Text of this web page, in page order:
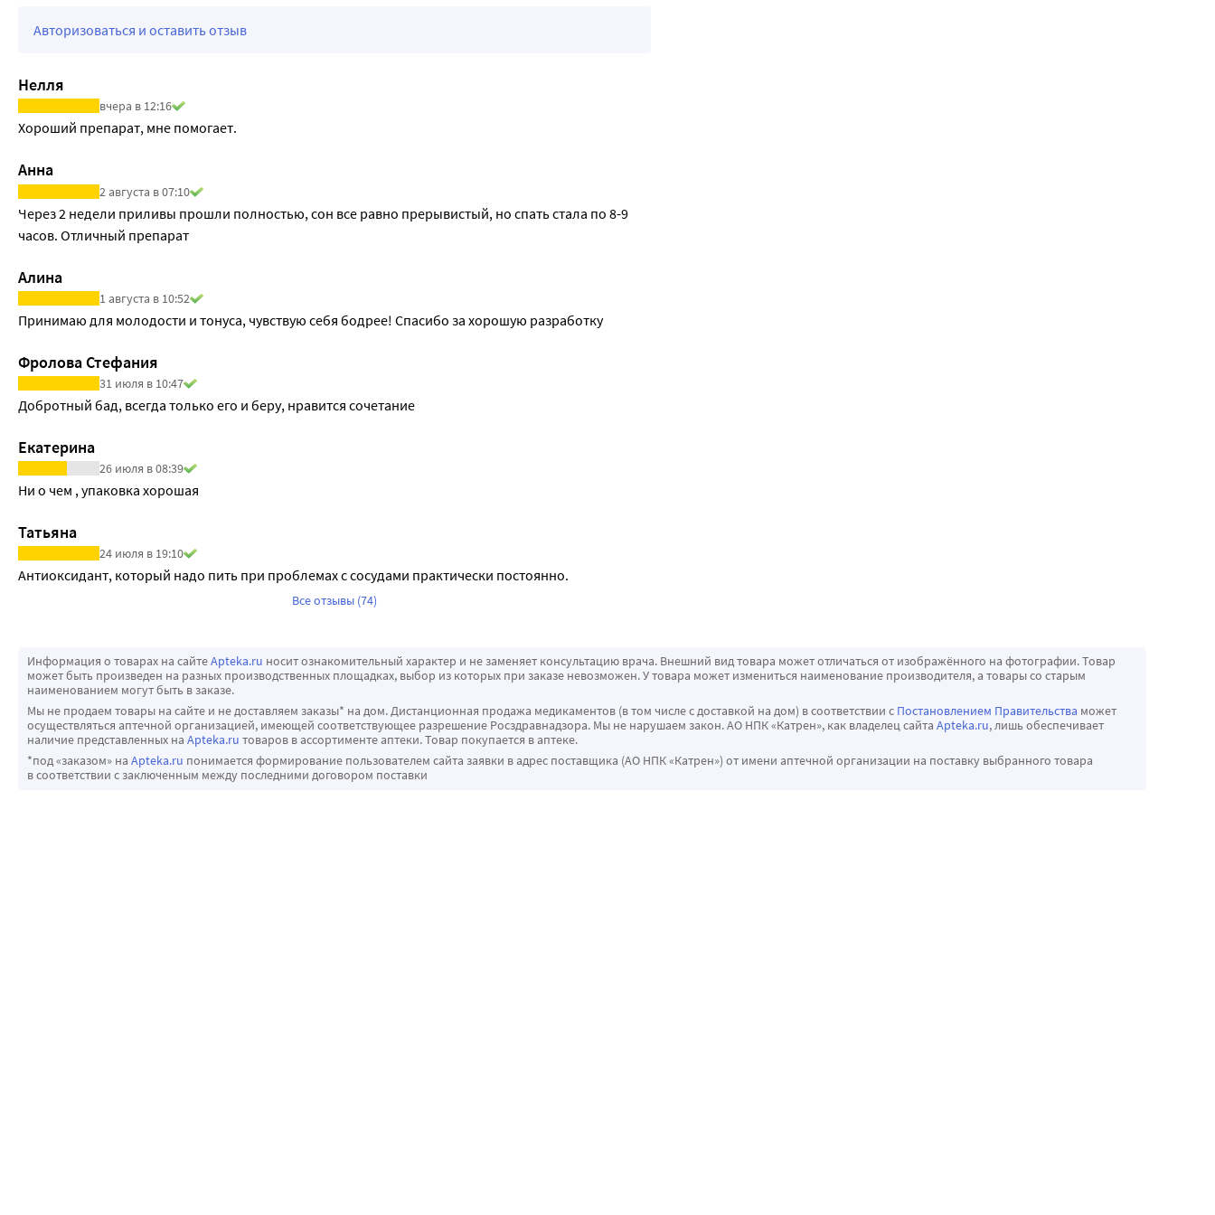
Авторизоваться и оставить отзыв
Нелля
вчера в 12:16
Анна
2 августа в 07:10
Через 2 недели приливы прошли полностью, сон все равно прерывистый, но спать стала по 8-9
часов. Отличный препарат
Алина
1 августа в 10:52
Принимаю для молодости и тонуса, чувствую себя бодрее! Спасибо за хорошую разработку
Фролова Стефания
31 июля в 10:47
Добротный бад, всегда только его и беру, нравится сочетание
Екатерина
26 июля в 08:39
Ни о чем , упаковка хорошая
Татьяна
24 июля в 19:10
Антиоксидант, который надо пить при проблемах с сосудами практически постоянно.
Все отзывы (74)
Информация о товарах на сайтеApteka.ru носит ознакомительный характер и не заменяет консультацию врача. Внешний вид товара может отличаться от изображённого на фотографии. Товар
может быть произведен на разных производственных площадках, выбор из которых при заказе невозможен. У товара может измениться наименование производителя, а товары со старым
наименованием могут быть в заказе.
Мы не продаем товары на сайте и не доставляем заказы* на дом. Дистанционная продажа медикаментов (в том числе с доставкой на дом) в соответствии с Постановлением Правительства может
осуществляться аптечной организацией, имеющей соответствующее разрешение Росздравнадзора. Мы не нарушаем закон. АО НПК «Катрен», как владелец сайта Apteka.ru, лишь обеспечивает
наличие представленных на Apteka.ru товаров в ассортименте аптеки. Товар покупается в аптеке.
*под «заказом» на Apteka.ru понимается формирование пользователем сайта заявки в адрес поставщика (АО НПК «Катрен») от имени аптечной организации на поставку выбранного товара
в соответствии с заключенным между последними договором поставки